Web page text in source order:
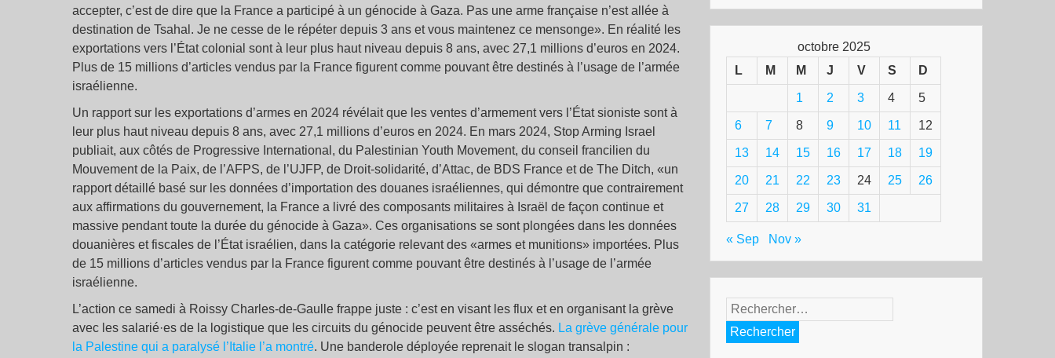
accepter, c’est de dire que la France a participé à un génocide à Gaza. Pas une arme française n’est allée à
destination de Tsahal. Je ne cesse de le répéter depuis 3 ans et vous maintenez ce mensonge». En réalité les
exportations vers l’État colonial sont à leur plus haut niveau depuis 8 ans, avec 27,1 millions d’euros en 2024.
Plus de 15 millions d’articles vendus par la France figurent comme pouvant être destinés à l’usage de l’armée
israélienne.
Un rapport sur les exportations d’armes en 2024 révélait que les ventes d’armement vers l’État sioniste sont à
leur plus haut niveau depuis 8 ans, avec 27,1 millions d’euros en 2024. En mars 2024, Stop Arming Israel
publiait, aux côtés de Progressive International, du Palestinian Youth Movement, du conseil francilien du
Mouvement de la Paix, de l’AFPS, de l’UJFP, de Droit-solidarité, d’Attac, de BDS France et de The Ditch, «un
rapport détaillé basé sur les données d’importation des douanes israéliennes, qui démontre que contrairement
aux affirmations du gouvernement, la France a livré des composants militaires à Israël de façon continue et
massive pendant toute la durée du génocide à Gaza». Ces organisations se sont plongées dans les données
douanières et fiscales de l’État israélien, dans la catégorie relevant des «armes et munitions» importées. Plus
de 15 millions d’articles vendus par la France figurent comme pouvant être destinés à l’usage de l’armée
israélienne.
L’action ce samedi à Roissy Charles-de-Gaulle frappe juste : c’est en visant les flux et en organisant la grève
avec les salarié·es de la logistique que les circuits du génocide peuvent être asséchés. La grève générale pour
la Palestine qui a paralysé l’Italie l’a montré. Une banderole déployée reprenait le slogan transalpin :
octobre 2025
L
M M J V S D
1 2 3 4 5
6 7 8 9 10 11 12
13 14 15 16 17 18 19
20 21 22 23 24 25 26
27 28 29 30 31
« Sep Nov »
Rechercher :